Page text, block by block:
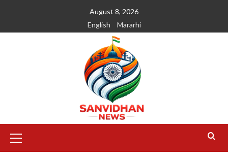
August 8, 2026
English
Mararhi